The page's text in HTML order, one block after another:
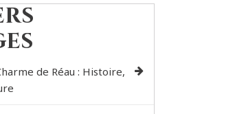
de Réau : Histoire,